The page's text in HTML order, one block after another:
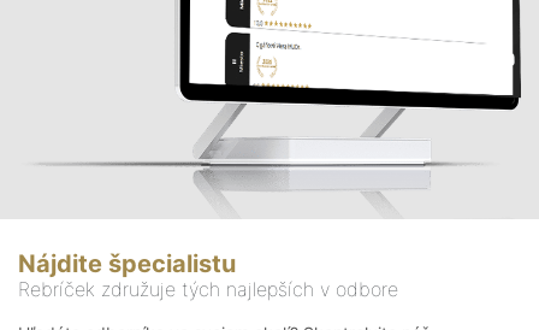
Nájdite špecialistu
Rebríček združuje tých najlepších v odbore